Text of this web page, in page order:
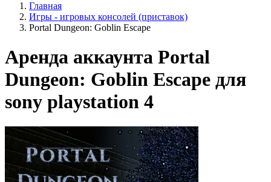
Главная
Игры - игровых консолей (приставок)
Portal Dungeon: Goblin Escape
Аренда аккаунта Portal
Dungeon: Goblin Escape для
sony playstation 4